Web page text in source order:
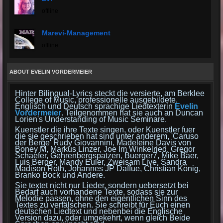
Marevi-Management
ABOUT EVELIN VORDERMEIER
Hinter Bilingual-Lyrics steckt die versierte, am Berklee
College of Music, professionelle ausgebildete,
Englisch und Deutsch sprachige Liedtexterin Evelin
Vordermeier. Teilgenommen hat sie auch an Duncan
Lorien's Understanding of Music Seminare.
Kuenstler die ihre Texte singen, oder Kuenstler fuer
die sie geschrieben hat sind unter anderem, 'Caruso
der Berge' Rudy Giovannini, Madeleine Davis von
Boney M, Markus Linzer, Joe Im Winkelried, Gregor
Schaefer, Gehrenbergspatzen, Buerger7, Mike Baer,
Luis Berger, Mandy Euler, Zweisam Live, Sandra
Madison Roth, Johannes JP Daffue, Christian König,
Branko Bock und Andere.
Sie textet nicht nur Lieder, sondern uebersetzt bei
Bedarf auch vorhandene Texte, sodass sie zur
Melodie passen, ohne den eigentlichen Sinn des
Textes zu verfälschen. Sie schreibt für Euch einen
deutschen Liedtext und nebenbei die Englische
Version dazu, oder umgekehrt, wenn gleich Beide